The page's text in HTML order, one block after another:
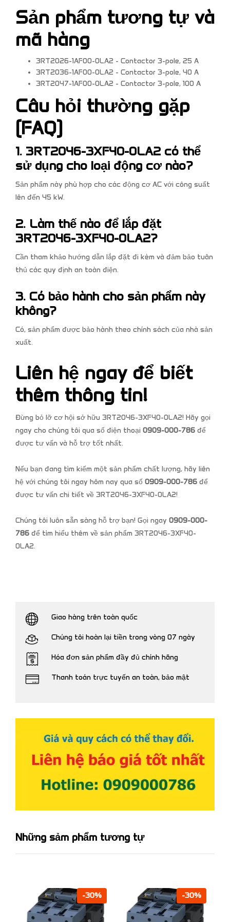
Sản phẩm tương tự và
mã hàng
3RT2026-1AF00-0LA2 - Contactor 3-pole, 25 A
3RT2036-1AF00-0LA2 - Contactor 3-pole, 40 A
3RT2047-1AF00-0LA2 - Contactor 3-pole, 100 A
Câu hỏi thường gặp
(FAQ)
1. 3RT2046-3XF40-0LA2 có thể
sử dụng cho loại động cơ nào?
Sản phẩm này phù hợp cho các động cơ AC với công suất
lên đến 45 kW.
2. Làm thế nào để lắp đặt
3RT2046-3XF40-0LA2?
Cần tham khảo hướng dẫn lắp đặt đi kèm và đảm bảo tuân
thủ các quy định an toàn điện.
3. Có bảo hành cho sản phẩm này
không?
Có, sản phẩm được bảo hành theo chính sách của nhà sản
xuất.
Liên hệ ngay để biết
thêm thông tin!
Đừng bỏ lỡ cơ hội sở hữu 3RT2046-3XF40-0LA2! Hãy gọi
ngay cho chúng tôi qua số điện thoại 0909-000-786 để
được tư vấn và hỗ trợ tốt nhất.
Nếu bạn đang tìm kiếm một sản phẩm chất lượng, hãy liên
hệ với chúng tôi ngay hôm nay qua số 0909-000-786 để
được tư vấn chi tiết về 3RT2046-3XF40-0LA2!
Chúng tôi luôn sẵn sàng hỗ trợ bạn! Gọi ngay 0909-000-
786 để tìm hiểu thêm về sản phẩm 3RT2046-3XF40-
0LA2.
Giao hàng trên toàn quốc
Chúng tôi hoàn lại tiền trong vòng 07 ngày
Hóa đơn sản phẩm đầy đủ chính hãng
Thanh toán trực tuyến an toàn, bảo mật
Những sảm phẩm tương tự
-30% -30%